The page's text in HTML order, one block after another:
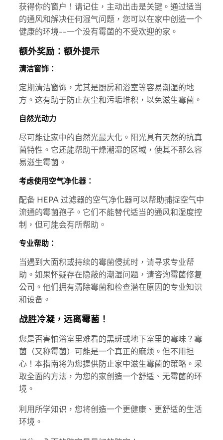
获得你的窗户！请记住，主动出击是关键。通过适当
的通风和解决任何湿气问题，您可以在家中创造一个
健康的环境--一个没有霉菌的不受欢迎的家。
额外奖励：额外提示
清洁窗饰：
定期清洁窗饰，尤其是厨房和浴室等容易潮湿的地
方。这有助于防止灰尘和污垢堆积，以免滋生霉菌。
自然光动力
尽可能让家中的自然光最大化。阳光具有天然的抗真
菌特性。它还能帮助干燥潮湿的区域，使其不那么容
易滋生霉菌。
考虑使用空气净化器：
配备 HEPA 过滤器的空气净化器可以帮助捕捉空气中
流通的霉菌孢子。它们不能替代适当的通风和湿度控
制，但可能会有所帮助。
专业帮助：
当遇到大面积或持续的霉菌侵扰时，请寻求专业帮
助。如果怀疑存在隐蔽的潮湿问题，请咨询霉菌修复
公司。他们拥有清除霉菌和检查潜在原因的专业知识
和设备。
战胜冷凝，远离霉菌！
您是否害怕浴室里难看的黑斑或地下室里的霉味？霉
菌（又称霉菌）可能是一个真正的麻烦。但不用担
心！本指南将为您提供防止家中滋生霉菌的策略。采
取全面的方法，为您的家创造一个舒适、无霉菌的环
境。
利用所学知识，您将创造一个更健康、更舒适的生活
环境。